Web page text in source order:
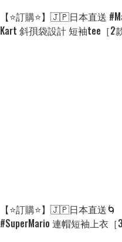
【⭐訂購⭐】🇯🇵日本直送
Kart 斜孭袋設計 短袖tee［2
【⭐訂購⭐】🇯🇵日本直送🌀
#SuperMario 連帽短袖上衣［